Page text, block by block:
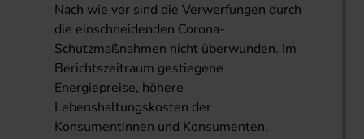
Nach wie vor sind die Verwerfungen durch
die einschneidenden Corona-
Schutzmaßnahmen nicht überwunden. Im
Berichtszeitraum gestiegene
Energiepreise, höhere
Lebenshaltungskosten der
Konsumentinnen und Konsumenten,